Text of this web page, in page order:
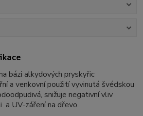
bázi alkydových pryskyřic
a venkovní použití vyvinutá švédskou
snižuje negativní vliv
UV-záření na dřevo.